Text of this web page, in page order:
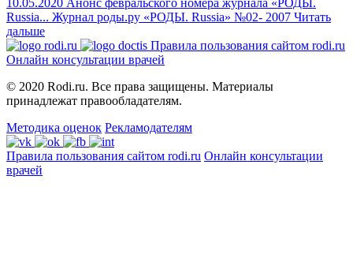
Russia... Журнал роды.ру «РОДЫ. Russia» №02- 2007 Читать
дальше
Правила пользования сайтом rodi.ru
Онлайн консультации врачей
© 2020 Rodi.ru. Все права защищены. Материалы
принадлежат правообладателям.
Методика оценок Рекламодателям
Правила пользования сайтом rodi.ru Онлайн консультации
врачей